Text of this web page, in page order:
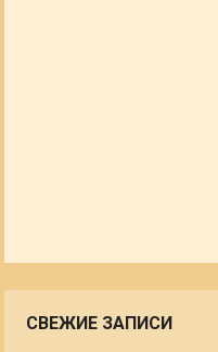
СВЕЖИЕ ЗАПИСИ